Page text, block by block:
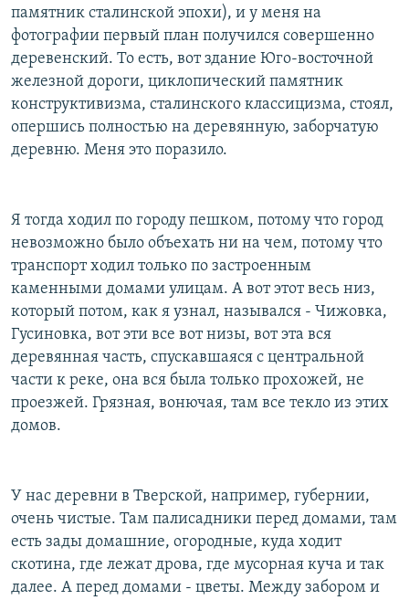
памятник сталинской эпохи), и у меня на
фотографии первый план получился совершенно
деревенский. То есть, вот здание Юго-восточной
железной дороги, циклопический памятник
конструктивизма, сталинского классицизма, стоял,
опершись полностью на деревянную, заборчатую
деревню. Меня это поразило.
Я тогда ходил по городу пешком, потому что город
невозможно было объехать ни на чем, потому что
транспорт ходил только по застроенным
каменными домами улицам. А вот этот весь низ,
который потом, как я узнал, назывался - Чижовка,
Гусиновка, вот эти все вот низы, вот эта вся
деревянная часть, спускавшаяся с центральной
части к реке, она вся была только прохожей, не
проезжей. Грязная, вонючая, там все текло из этих
домов.
У нас деревни в Тверской, например, губернии,
очень чистые. Там палисадники перед домами, там
есть зады домашние, огородные, куда ходит
скотина, где лежат дрова, где мусорная куча и так
далее. А перед домами - цветы. Между забором и